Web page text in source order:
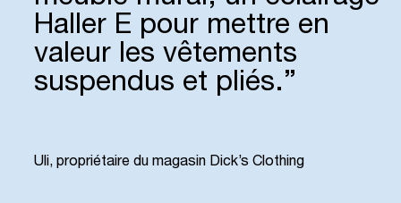
Haller E pour mettre en
valeur les vêtements
suspendus et pliés.”
Uli, propriétaire du magasin Dick’s Clothing